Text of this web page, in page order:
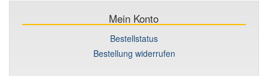
Mein Konto
Bestellstatus
Bestellung widerrufen